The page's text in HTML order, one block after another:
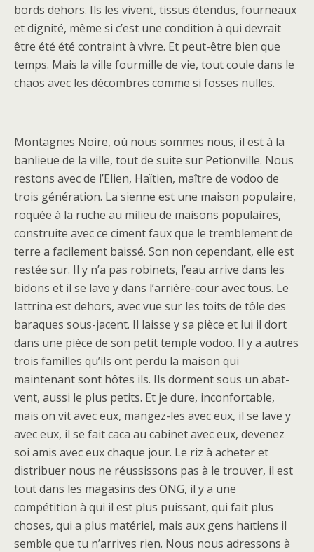
bords dehors. Ils les vivent, tissus étendus, fourneaux
et dignité, même si c’est une condition à qui devrait
être été été contraint à vivre. Et peut-être bien que
temps. Mais la ville fourmille de vie, tout coule dans le
chaos avec les décombres comme si fosses nulles.
Montagnes Noire, où nous sommes nous, il est à la
banlieue de la ville, tout de suite sur Petionville. Nous
restons avec de l’Elien, Haïtien, maître de vodoo de
trois génération. La sienne est une maison populaire,
roquée à la ruche au milieu de maisons populaires,
construite avec ce ciment faux que le tremblement de
terre a facilement baissé. Son non cependant, elle est
restée sur. Il y n’a pas robinets, l’eau arrive dans les
bidons et il se lave y dans l’arrière-cour avec tous. Le
lattrina est dehors, avec vue sur les toits de tôle des
baraques sous-jacent. Il laisse y sa pièce et lui il dort
dans une pièce de son petit temple vodoo. Il y a autres
trois familles qu’ils ont perdu la maison qui
maintenant sont hôtes ils. Ils dorment sous un abat-
vent, aussi le plus petits. Et je dure, inconfortable,
mais on vit avec eux, mangez-les avec eux, il se lave y
avec eux, il se fait caca au cabinet avec eux, devenez
soi amis avec eux chaque jour. Le riz à acheter et
distribuer nous ne réussissons pas à le trouver, il est
tout dans les magasins des ONG, il y a une
compétition à qui il est plus puissant, qui fait plus
choses, qui a plus matériel, mais aux gens haïtiens il
semble que tu n’arrives rien. Nous nous adressons à